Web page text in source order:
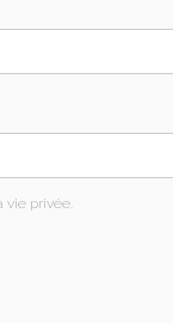
vie privée.